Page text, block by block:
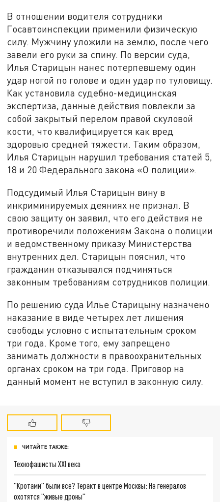
В отношении водителя сотрудники
Госавтоинспекции применили физическую
силу. Мужчину уложили на землю, после чего
завели его руки за спину. По версии суда,
Илья Старицын нанес потерпевшему один
удар ногой по голове и один удар по туловищу.
Как установила судебно-медицинская
экспертиза, данные действия повлекли за
собой закрытый перелом правой скуловой
кости, что квалифицируется как вред
здоровью средней тяжести. Таким образом,
Илья Старицын нарушил требования статей 5,
18 и 20 Федерального закона «О полиции».
Подсудимый Илья Старицын вину в
инкриминируемых деяниях не признал. В
свою защиту он заявил, что его действия не
противоречили положениям Закона о полиции
и ведомственному приказу Министерства
внутренних дел. Старицын пояснил, что
гражданин отказывался подчиняться
законным требованиям сотрудников полиции.
По решению суда Илье Старицыну назначено
наказание в виде четырех лет лишения
свободы условно с испытательным сроком
три года. Кроме того, ему запрещено
занимать должности в правоохранительных
органах сроком на три года. Приговор на
данный момент не вступил в законную силу.
ЧИТАЙТЕ ТАКЖЕ:
Технофашисты XXI века
"Кротами" были все? Теракт в центре Москвы: На генералов
охотятся "живые дроны"